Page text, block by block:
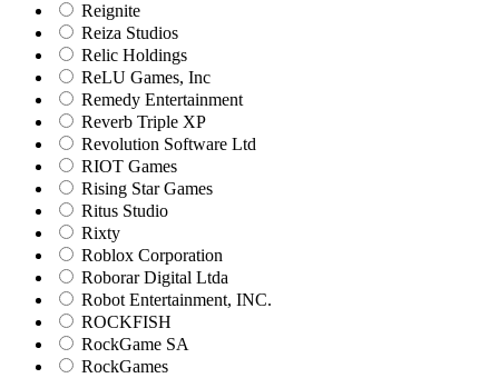
Reignite
Reiza Studios
Relic Holdings
ReLU Games, Inc
Remedy Entertainment
Reverb Triple XP
Revolution Software Ltd
RIOT Games
Rising Star Games
Ritus Studio
Rixty
Roblox Corporation
Roborar Digital Ltda
Robot Entertainment, INC.
ROCKFISH
RockGame SA
RockGames